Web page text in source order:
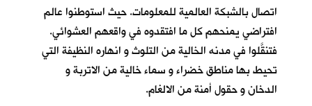
اتصال بالشبكة العالمية للمعلومات. حيث استوطنوا عالم
افتراضي يمنحهم كل ما افتقدوه في واقعهم العشوائي.
فتنقَّلوا في مدنه الخالية من التلوث و انهاره النظيفة التي
تحيط بها مناطق خضراء و سماء خالية من الاتربة و
الدخان و حقول أمنة من الالغام.